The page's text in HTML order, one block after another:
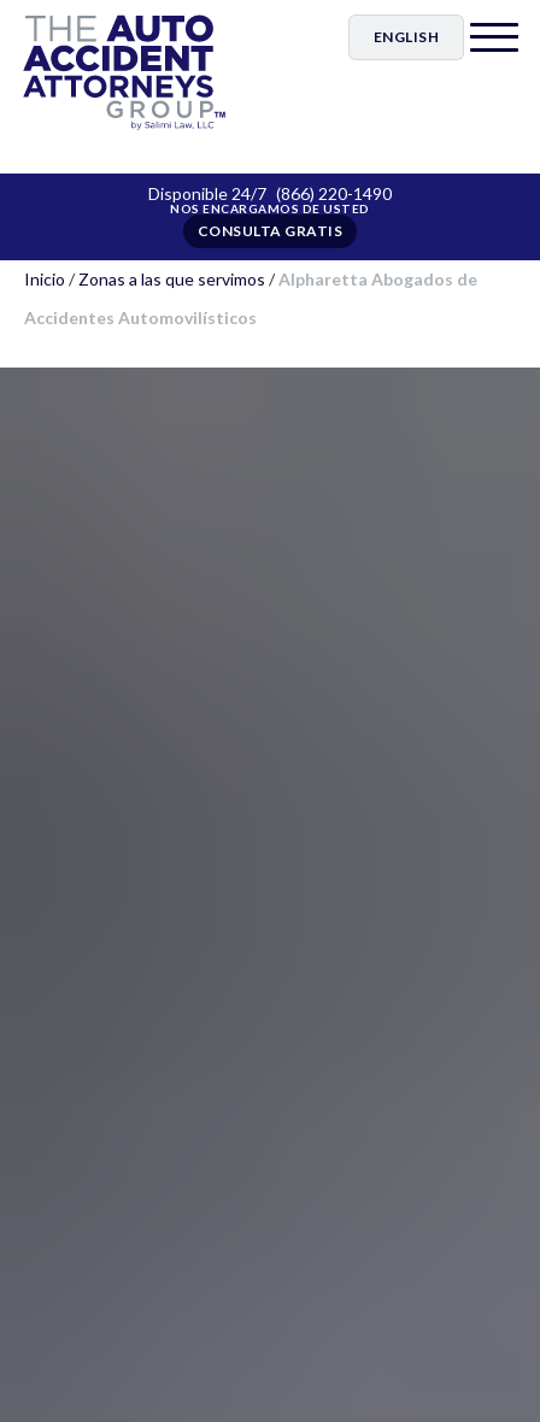
ENGLISH
Disponible 24/7 (866) 220-1490
CONSULTA GRATIS
Inicio /Zonas a las que servimos /Alpharetta Abogados de
Accidentes Automovilísticos